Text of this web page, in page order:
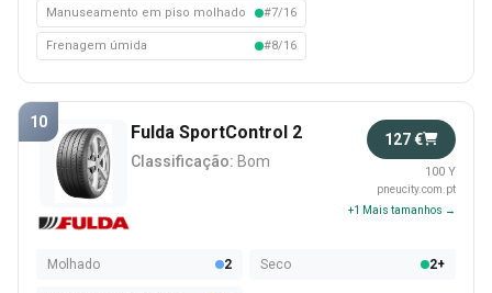
Manuseamento em piso molhado #7/16
Frenagem úmida #8/16
10 Fulda SportControl 2
Classificação: Bom
127 €
100 Y
pneucity.com.pt
+1 Mais tamanhos →
Molhado 2 Seco 2+